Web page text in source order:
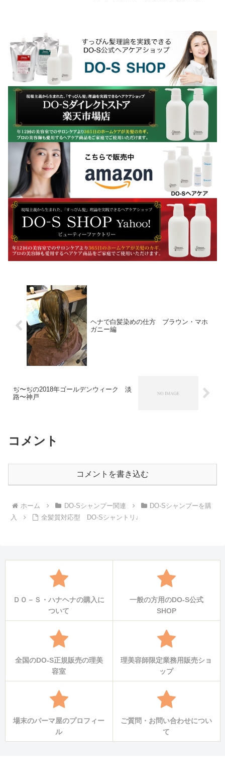
ヘナで白髪染めの仕方 ブラウン・マホ
ガニー編
ぢ〜ぢの2018年ゴールデンウィーク 淡
路〜神戸
コメント
コメントを書き込む
ホーム DO-Sシャンプー関連
DO-Sシャンプーを購
入
全髪質対応型 DO-Sシャントリ♩
ＤＯ－Ｓ・ハナヘナの購入に
ついて
一般の方用のDO-S公式
SHOP
全国のDO-S正規販売の理美
容室
理美容師限定業務用販売ショ
ップ
場末のパーマ屋のプロフィー
ル
ご質問・お問い合わせについ
て